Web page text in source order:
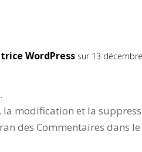
WordPress sur 13
modification et la
des Commentaires dans